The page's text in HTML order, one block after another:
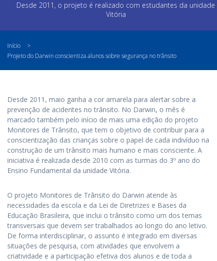
Desde 2011, o projeto é realizado com estudantes da unidade
Vitória
Início
>
Projeto do Darwin conscientiza alunos sobre segurança no trânsito
Desde 2011, maio ganha a cor amarela para alertar sobre a
prevenção de acidentes no trânsito. No Darwin, o mês é
marcado também pelo início de mais uma edição do projeto
Monitores de Trânsito, que tem o objetivo de contribuir para a
conscientização das crianças sobre o papel de cada indivíduo na
construção de um trânsito mais humano e mais consciente. A
iniciativa é realizada desde 2010 com as turmas do 3º ano do
Ensino Fundamental da unidade Vitória.
O projeto Monitores de Trânsito do Darwin atende às
necessidades da escola e da Lei de Diretrizes e Bases da
Educação Brasileira, que inclui o trânsito como um dos temas
transversais que devem ser trabalhados ao longo do ano letivo.
De forma interdisciplinar, o assunto é integrado em diversas
situações de pesquisa, com atividades que envolvem a
criatividade e a participação efetiva dos alunos e de toda a